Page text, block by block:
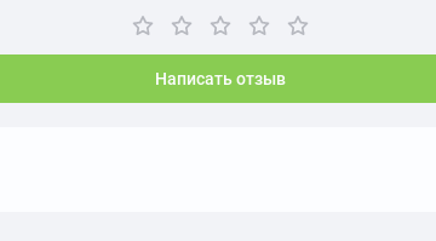
Написать отзыв